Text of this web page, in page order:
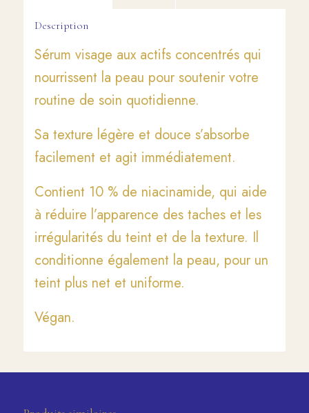
Description
Sérum visage aux actifs concentrés qui
nourrissent la peau pour soutenir votre
routine de soin quotidienne.
Sa texture légère et douce s’absorbe
facilement et agit immédiatement.
Contient 10 % de niacinamide, qui aide
à réduire l’apparence des taches et les
irrégularités du teint et de la texture. Il
conditionne également la peau, pour un
teint plus net et uniforme.
Végan.